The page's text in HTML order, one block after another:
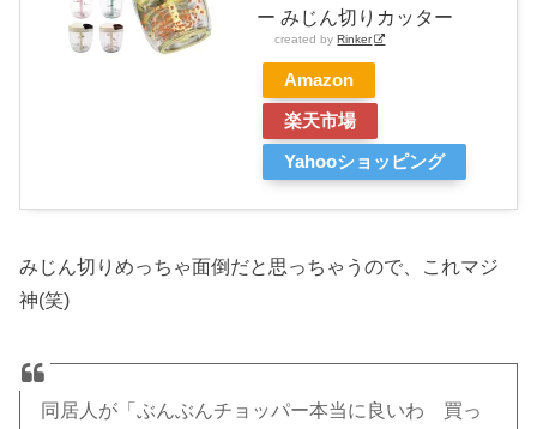
ー みじん切りカッター
created byRinker
Amazon
楽天市場
Yahooショッピング
みじん切りめっちゃ面倒だと思っちゃうので、これマジ
神(笑)
同居人が「ぶんぶんチョッパー本当に良いわ 買っ